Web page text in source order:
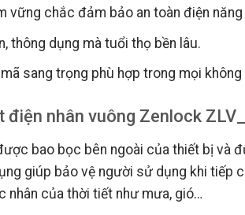
vững chắc đảm bảo an toàn điện
thông dụng mà tuổi thọ bền lâu.
sang trọng phù hợp trong mọi
điện nhân vuông Zenlock
bao bọc bên ngoài của thiết bị và
giúp bảo vệ người sử dụng khi tiếp
nhân của thời tiết như mưa, gió…